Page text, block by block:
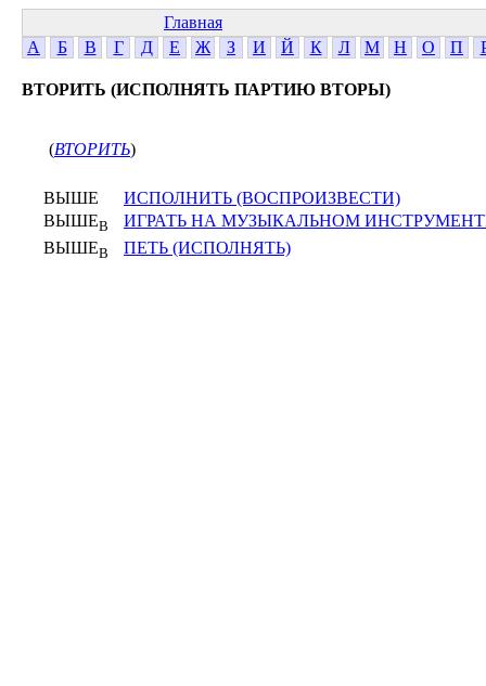
Главная
А
Б В Г Д Е Ж З И Й К Л М Н О П
ВТОРИТЬ (ИСПОЛНЯТЬ ПАРТИЮ ВТОРЫ)
(ВТОРИТЬ)
ВЫШЕ
ИСПОЛНИТЬ (ВОСПРОИЗВЕСТИ)
ВЫШЕВ
ИГРАТЬ НА МУЗЫКАЛЬНОМ
ВЫШЕВ ПЕТЬ (ИСПОЛНЯТЬ)